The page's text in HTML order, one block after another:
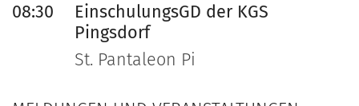
08:30
EinschulungsGD der KGS
Pingsdorf
St. Pantaleon Pi